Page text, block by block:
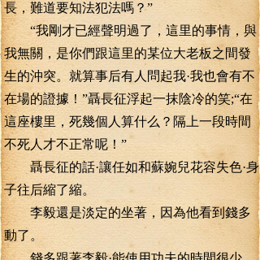
長，難道要知法犯法嗎？”
“我剛才已經聲明過了，這里的事情，與
我無關，是你們跟這里的某位大老板之間發
生的沖突。就算事后有人問起我·我也會有不
在場的證據！”聶長征浮起一抹陰冷的笑;“在
這座樓里，死幾個人算什么？隔上一段時間
不死人才不正常呢！”
聶長征的話·讓任如和蘇婉兒花容失色·身
子往后縮了縮。
李毅還是淡定的坐著，因為他看到錢多
動了。